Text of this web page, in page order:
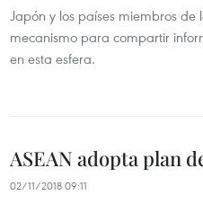
Japón y los países miembros de
mecanismo para compartir
en esta esfera.
ASEAN adopta plan
02/11/2018 09:11